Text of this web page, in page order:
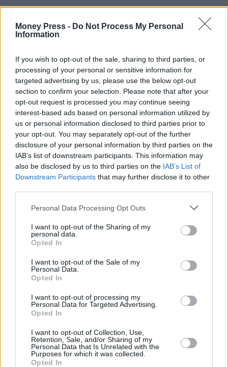
Money Press - Do Not Process My Personal
Information
If you wish to opt-out of the sale, sharing to third parties, or
processing of your personal or sensitive information for
targeted advertising by us, please use the below opt-out
section to confirm your selection. Please note that after your
opt-out request is processed you may continue seeing
interest-based ads based on personal information utilized by
us or personal information disclosed to third parties prior to
your opt-out. You may separately opt-out of the further
disclosure of your personal information by third parties on the
IAB’s list of downstream participants. This information may
also be disclosed by us to third parties on the IAB’s List of
Downstream Participants that may further disclose it to other
Personal Data Processing Opt Outs
I want to opt-out of the Sharing of my
personal data.
Opted In
I want to opt-out of the Sale of my
Personal Data.
Opted In
I want to opt-out of processing my
Personal Data for Targeted Advertising.
Opted In
I want to opt-out of Collection, Use,
Retention, Sale, and/or Sharing of my
Personal Data that Is Unrelated with the
Purposes for which it was collected.
Opted In